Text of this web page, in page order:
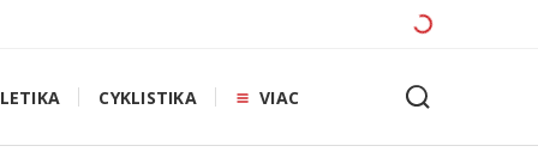
CYKLISTIKA VIAC